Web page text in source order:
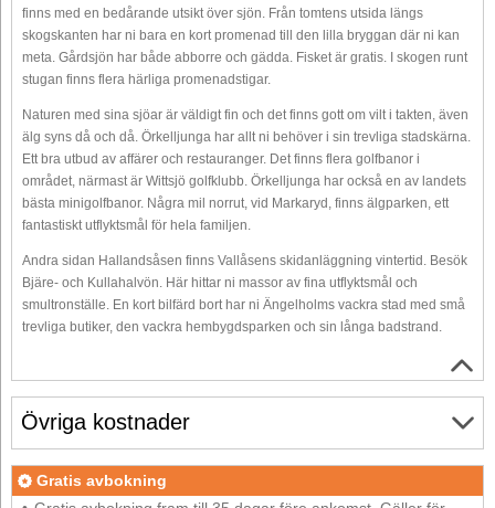
finns med en bedårande utsikt över sjön. Från tomtens utsida längs
skogskanten har ni bara en kort promenad till den lilla bryggan där ni kan
meta. Gårdsjön har både abborre och gädda. Fisket är gratis. I skogen runt
stugan finns flera härliga promenadstigar.
Naturen med sina sjöar är väldigt fin och det finns gott om vilt i takten, även
älg syns då och då. Örkelljunga har allt ni behöver i sin trevliga stadskärna.
Ett bra utbud av affärer och restauranger. Det finns flera golfbanor i
området, närmast är Wittsjö golfklubb. Örkelljunga har också en av landets
bästa minigolfbanor. Några mil norrut, vid Markaryd, finns älgparken, ett
fantastiskt utflyktsmål för hela familjen.
Andra sidan Hallandsåsen finns Vallåsens skidanläggning vintertid. Besök
Bjäre- och Kullahalvön. Här hittar ni massor av fina utflyktsmål och
smultronställe. En kort bilfärd bort har ni Ängelholms vackra stad med små
trevliga butiker, den vackra hembygdsparken och sin långa badstrand.
Övriga kostnader
Gratis avbokning